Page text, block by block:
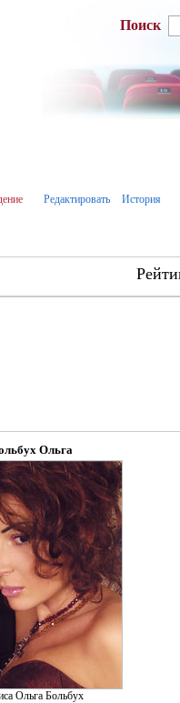
Поиск
Редактировать История
Ольга
Ольга Больбух